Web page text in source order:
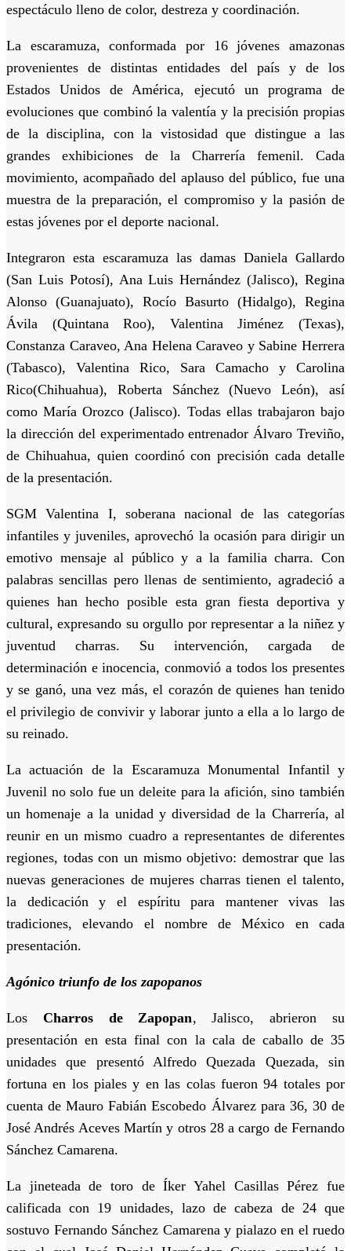
espectáculo lleno de color, destreza y coordinación.
La escaramuza, conformada por 16 jóvenes amazonas
provenientes de distintas entidades del país y de los
Estados Unidos de América, ejecutó un programa de
evoluciones que combinó la valentía y la precisión propias
de la disciplina, con la vistosidad que distingue a las
grandes exhibiciones de la Charrería femenil. Cada
movimiento, acompañado del aplauso del público, fue una
muestra de la preparación, el compromiso y la pasión de
estas jóvenes por el deporte nacional.
Integraron esta escaramuza las damas Daniela Gallardo
(San Luis Potosí), Ana Luis Hernández (Jalisco),Regina
Alonso (Guanajuato), Rocío Basurto (Hidalgo), Regina
Ávila (Quintana Roo), Valentina Jiménez (Texas),
Constanza Caraveo, Ana Helena Caraveo y Sabine Herrera
(Tabasco), Valentina Rico, Sara Camacho y Carolina
Rico(Chihuahua), Roberta Sánchez(Nuevo León), así
comoMaría Orozco (Jalisco). Todas ellas trabajaron bajo
la dirección del experimentado entrenador Álvaro Treviño,
de Chihuahua, quien coordinó con precisión cada detalle
de la presentación.
SGMValentina I, soberana nacional de las categorías
infantiles y juveniles, aprovechó la ocasión para dirigir un
emotivo mensaje al público y a la familia charra. Con
palabras sencillas pero llenas de sentimiento, agradeció a
quienes han hecho posible esta gran fiesta deportiva y
cultural, expresando su orgullo por representar a la niñez y
juventud charras. Su intervención, cargada de
determinación e inocencia, conmovió a todos los presentes
y se ganó, una vez más, el corazón de quienes han tenido
el privilegio de convivir y laborar junto a ella a lo largo de
su reinado.
La actuación de la Escaramuza Monumental Infantil y
Juvenil no solo fue un deleite para la afición, sino también
un homenaje a la unidad y diversidad de la Charrería, al
reunir en un mismo cuadro a representantes de diferentes
regiones, todas con un mismo objetivo: demostrar que las
nuevas generaciones de mujeres charras tienen el talento,
la dedicación y el espíritu para mantener vivas las
tradiciones, elevando el nombre de México en cada
presentación.
Agónico triunfo de los zapopanos
Los Charros de Zapopan, Jalisco, abrieron su
presentación en esta final con la cala de caballo de 35
unidades que presentó Alfredo Quezada Quezada, sin
fortuna en los piales y en las colas fueron 94 totales por
cuenta de Mauro Fabián Escobedo Álvarez para 36, 30 de
José Andrés Aceves Martín y otros 28 a cargo de Fernando
Sánchez Camarena.
La jineteada de toro de Íker Yahel Casillas Pérez fue
calificada con 19 unidades, lazo de cabeza de 24 que
sostuvo Fernando Sánchez Camarena y pialazo en el ruedo